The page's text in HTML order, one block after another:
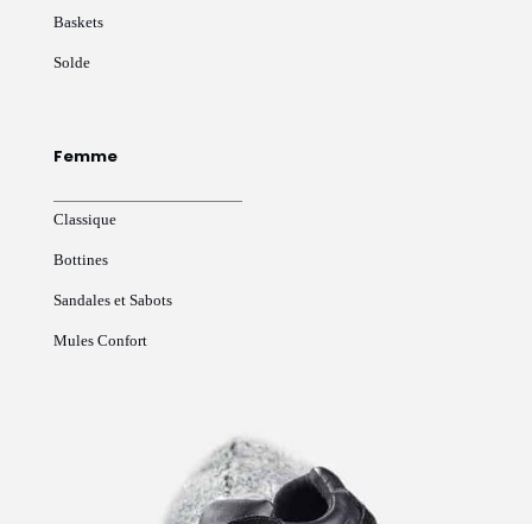
Baskets
Solde
Femme
Classique
Bottines
Sandales et Sabots
Mules Confort